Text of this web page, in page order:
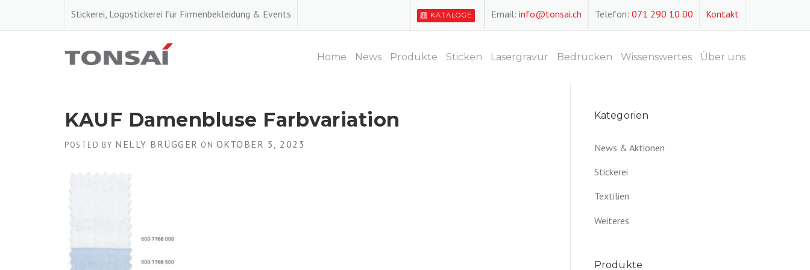
Stickerei, Logostickerei für Firmenbekleidung & Events Kontakt
Telefon: 071 290 10 00
Email: info@tonsai.ch
KATALOGE
Home News Produkte Sticken Lasergravur Bedrucken Wissenswertes Über uns
KAUF Damenbluse Farbvariation
POSTED BY NELLY BRÜGGER ON OKTOBER 5, 2023
Kategorien
News & Aktionen
Stickerei
Textilien
Weiteres
Produkte